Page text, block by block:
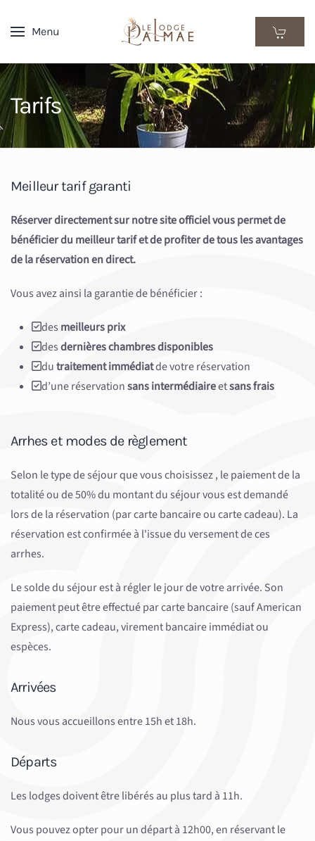
Skip
main
content
Menu
Tarifs
Meilleur tarif garanti
Réserver directement sur notre site officiel vous permet de
bénéficier du meilleur tarif et de profiter de tous les avantages
de la réservation en direct.
Vous avez ainsi la garantie de bénéficier :
des meilleurs prix
desdernières chambres disponibles
dutraitement immédiatde votre réservation
d’une réservationsans intermédiaireetsans frais
Arrhes et modes de règlement
Selon le type de séjour que vous choisissez , le paiement de la
totalité ou de 50% du montant du séjour vous est demandé
lors de la réservation (par carte bancaire ou carte cadeau). La
réservation est confirmée à l'issue du versement de ces
arrhes.
Le solde du séjour est à régler le jour de votre arrivée. Son
paiement peut être effectué par carte bancaire (sauf American
Express), carte cadeau, virement bancaire immédiat ou
espèces.
Arrivées
Nous vous accueillons entre 15h et 18h.
Départs
Les lodges doivent être libérés au plus tard à 11h.
Vous pouvez opter pour un départ à 12h00, en réservant le